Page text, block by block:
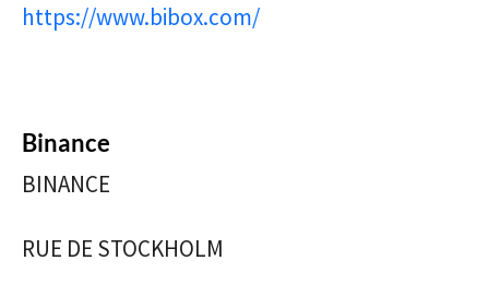
https://www.bibox.com/
Binance
BINANCE
RUE DE STOCKHOLM